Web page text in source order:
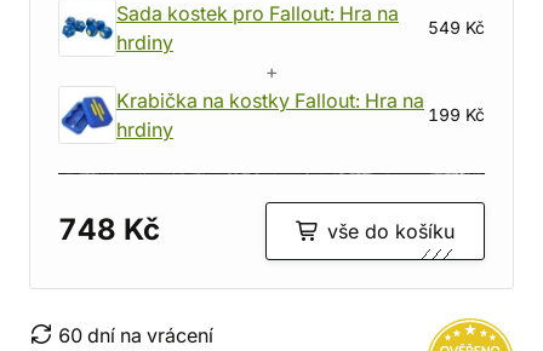
Sada kostek pro Fallout: Hra na
hrdiny
549 Kč
+
Krabička na kostky Fallout: Hra na
hrdiny
199 Kč
748 Kč vše do košíku
60 dní na vrácení